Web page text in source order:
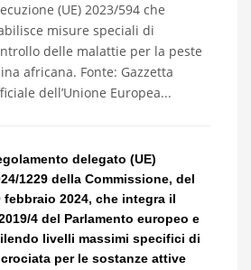
(UE) 2023/594 che
misure speciali di
delle malattie per la peste
africana. Fonte: Gazzetta
dell’Unione Europea...
delegato (UE)
1229 della Commissione, del
febbraio 2024, che integra il
4 del Parlamento europeo e
livelli massimi specifici di
per le sostanze attive